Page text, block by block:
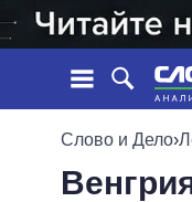
ЛЕНТА
Слово и Дело›